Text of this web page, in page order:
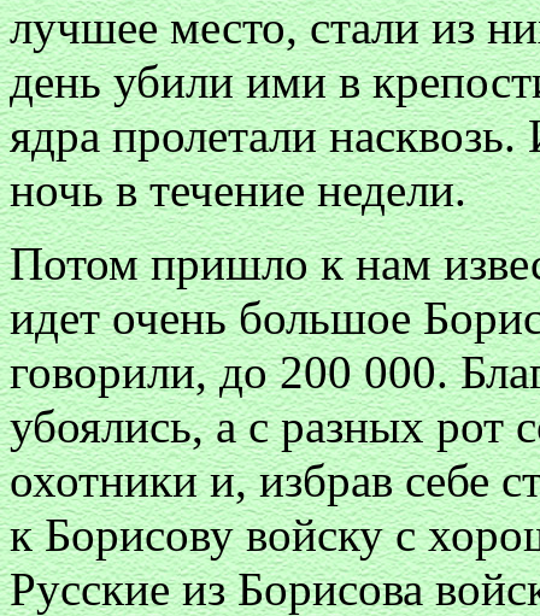
лучшее место, стали из
день убили ими в
ядра пролетали
ночь в течение недели.
Потом пришло к нам
идет очень большое
говорили, до 200 000.
убоялись, а с разных рот
охотники и, избрав себе
к Борисову войску с
Русские из Борисова